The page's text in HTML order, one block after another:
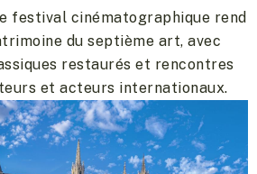
festival cinématographique rend
du septième art, avec
restaurés et rencontres
et acteurs internationaux.